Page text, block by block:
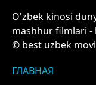
O'zbek kinosi
mashhur filmlari -
© best uzbek
ГЛАВНАЯ